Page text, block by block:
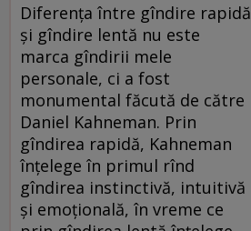
Diferența între gîndire rapidă
și gîndire lentă nu este
marca gîndirii mele
personale, ci a fost
monumental făcută de către
Daniel Kahneman. Prin
gîndirea rapidă, Kahneman
înțelege în primul rînd
gîndirea instinctivă, intuitivă
și emoțională, în vreme ce